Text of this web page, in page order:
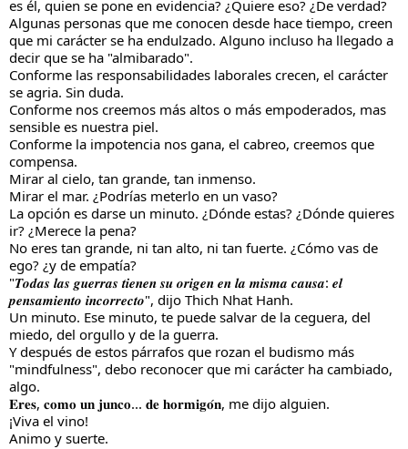
es él, quien se pone en evidencia? ¿Quiere eso? ¿De verdad?
Algunas personas que me conocen desde hace tiempo, creen
que mi carácter se ha endulzado. Alguno incluso ha llegado a
decir que se ha "almibarado".
Conforme las responsabilidades laborales crecen, el carácter
se agria. Sin duda.
Conforme nos creemos más altos o más empoderados, mas
sensible es nuestra piel.
Conforme la impotencia nos gana, el cabreo, creemos que
compensa.
Mirar al cielo, tan grande, tan inmenso.
Mirar el mar. ¿Podrías meterlo en un vaso?
La opción es darse un minuto. ¿Dónde estas? ¿Dónde quieres
ir? ¿Merece la pena?
No eres tan grande, ni tan alto, ni tan fuerte. ¿Cómo vas de
ego? ¿y de empatía?
"𝑻𝒐𝒅𝒂𝒔 𝒍𝒂𝒔 𝒈𝒖𝒆𝒓𝒓𝒂𝒔 𝒕𝒊𝒆𝒏𝒆𝒏 𝒔𝒖 𝒐𝒓𝒊𝒈𝒆𝒏 𝒆𝒏 𝒍𝒂 𝒎𝒊𝒔𝒎𝒂 𝒄𝒂𝒖𝒔𝒂: 𝒆𝒍
𝒑𝒆𝒏𝒔𝒂𝒎𝒊𝒆𝒏𝒕𝒐 𝒊𝒏𝒄𝒐𝒓𝒓𝒆𝒄𝒕𝒐", dijo Thich Nhat Hanh.
Un minuto. Ese minuto, te puede salvar de la ceguera, del
miedo, del orgullo y de la guerra.
Y después de estos párrafos que rozan el budismo más
"mindfulness", debo reconocer que mi carácter ha cambiado,
algo.
𝐄𝐫𝐞𝐬, 𝐜𝐨𝐦𝐨 𝐮𝐧 𝐣𝐮𝐧𝐜𝐨... 𝐝𝐞 𝐡𝐨𝐫𝐦𝐢𝐠𝐨́𝐧, me dijo alguien.
¡Viva el vino!
Animo y suerte.